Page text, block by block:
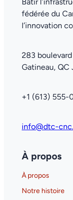
fédérée du
l’innovation
283
Gatineau, QC
+1 (613) 555-
info@dtc-
À propos
À propos
Notre histoire